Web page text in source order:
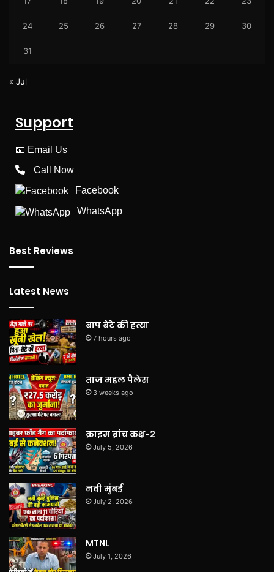
24 25 26 27 28 29 30
31
« Jul
Support
📧 Email Us
Call Now
Facebook
WhatsApp
Best Reviews
Latest News
बाप बेटे की हत्या
7 hours ago
ताज महल पैलेस
3 weeks ago
क्राइम ब्रांच कक्ष-2
July 5, 2026
नवी मुंबई
July 2, 2026
MTNL
July 1, 2026